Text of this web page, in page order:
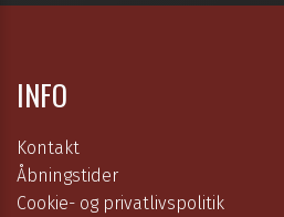
INFO
Kontakt
Åbningstider
Cookie- og privatlivspolitik